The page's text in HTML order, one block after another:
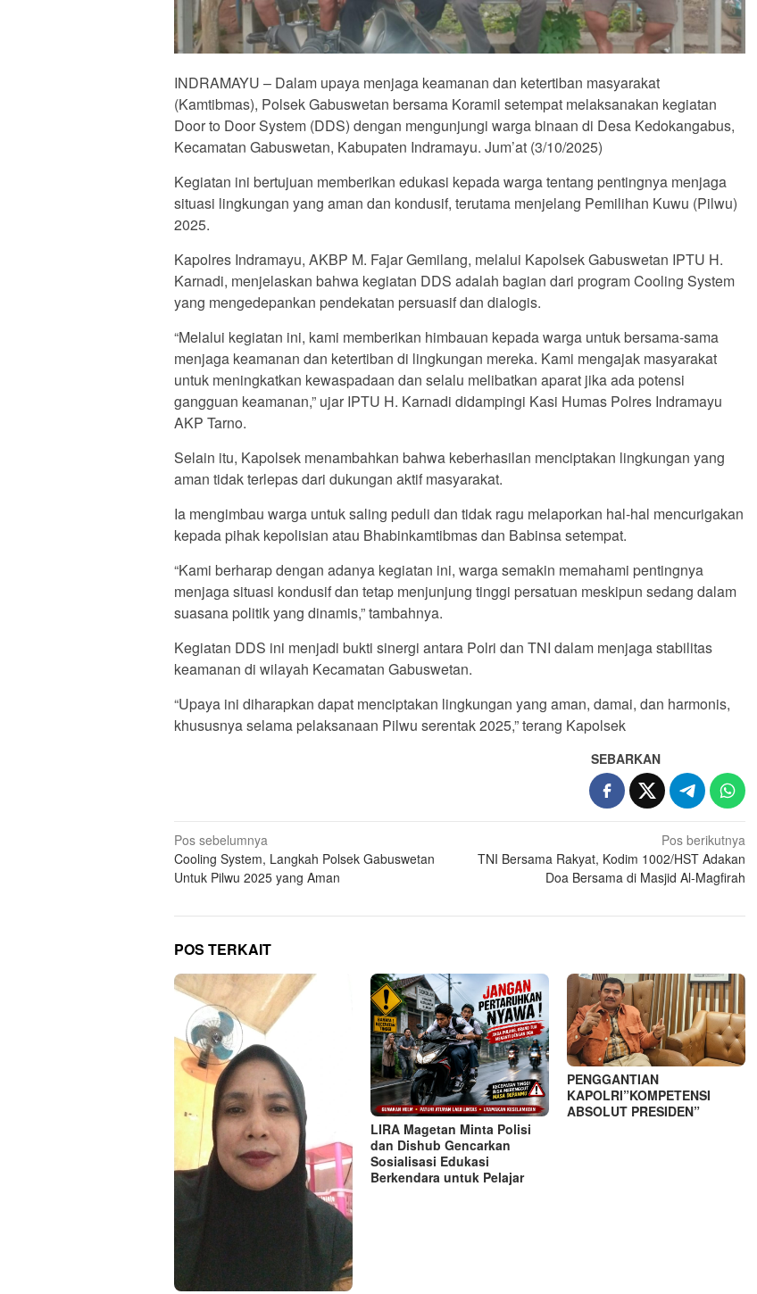
INDRAMAYU – Dalam upaya menjaga keamanan dan ketertiban masyarakat
(Kamtibmas), Polsek Gabuswetan bersama Koramil setempat melaksanakan kegiatan
Door to Door System (DDS) dengan mengunjungi warga binaan di Desa Kedokangabus,
Kecamatan Gabuswetan, Kabupaten Indramayu. Jum’at (3/10/2025)
Kegiatan ini bertujuan memberikan edukasi kepada warga tentang pentingnya menjaga
situasi lingkungan yang aman dan kondusif, terutama menjelang Pemilihan Kuwu (Pilwu)
2025.
Kapolres Indramayu, AKBP M. Fajar Gemilang, melalui Kapolsek Gabuswetan IPTU H.
Karnadi, menjelaskan bahwa kegiatan DDS adalah bagian dari program Cooling System
yang mengedepankan pendekatan persuasif dan dialogis.
“Melalui kegiatan ini, kami memberikan himbauan kepada warga untuk bersama-sama
menjaga keamanan dan ketertiban di lingkungan mereka. Kami mengajak masyarakat
untuk meningkatkan kewaspadaan dan selalu melibatkan aparat jika ada potensi
gangguan keamanan,” ujar IPTU H. Karnadi didampingi Kasi Humas Polres Indramayu
AKP Tarno.
Selain itu, Kapolsek menambahkan bahwa keberhasilan menciptakan lingkungan yang
aman tidak terlepas dari dukungan aktif masyarakat.
Ia mengimbau warga untuk saling peduli dan tidak ragu melaporkan hal-hal mencurigakan
kepada pihak kepolisian atau Bhabinkamtibmas dan Babinsa setempat.
“Kami berharap dengan adanya kegiatan ini, warga semakin memahami pentingnya
menjaga situasi kondusif dan tetap menjunjung tinggi persatuan meskipun sedang dalam
suasana politik yang dinamis,” tambahnya.
Kegiatan DDS ini menjadi bukti sinergi antara Polri dan TNI dalam menjaga stabilitas
keamanan di wilayah Kecamatan Gabuswetan.
“Upaya ini diharapkan dapat menciptakan lingkungan yang aman, damai, dan harmonis,
khususnya selama pelaksanaan Pilwu serentak 2025,” terang Kapolsek
SEBARKAN
Navigasi
pos
Pos sebelumnya
Cooling System, Langkah Polsek Gabuswetan
Untuk Pilwu 2025 yang Aman
Pos berikutnya
TNI Bersama Rakyat, Kodim 1002/HST Adakan
Doa Bersama di Masjid Al-Magfirah
POS TERKAIT
LIRA Magetan Minta Polisi
dan Dishub Gencarkan
Sosialisasi Edukasi
Berkendara untuk Pelajar
PENGGANTIAN
KAPOLRI”KOMPETENSI
ABSOLUT PRESIDEN”